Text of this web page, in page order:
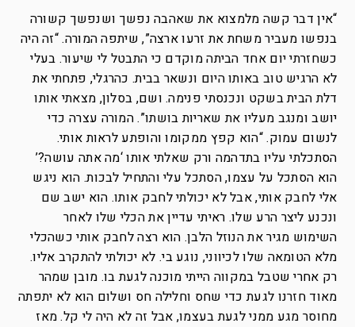
“אין דבר קשה מלמצוא את שאהבה נפשך ושנפשך קשורה
בנפשו מעביר משחת את זרעו ארצה”, שיתפה המורה. “זה היה
כשחזרתי יום אחד הביתה מוקדם כי התבטל לי שיעור. בעלי
לא הרגיש טוב באותו היום ונשאר בבית. כהרגלי, פתחתי את
דלת הבית בשקט ונכנסתי פנימה. ושם, בסלון, מצאתי אותו
יושב ומנגב מעליו את שאריות בושתו”. המורה עצרה כדי
לנשום עמוק. “הוא קפץ ממקומו והופתע לראות אותי.
הסתכלתי עליו בתדהמה ורק שאלתי אותו ‘מה אתה עושה?’
הוא הסתכל על עצמו, הסתכל עלי והתחיל לבכות. הוא ניגש
אלי לחבק אותי, אבל לא יכולתי לחבק אותו. הוא ישב שם
ונכנע ליצר הרע שלו. ראיתי עדיין את הכלי שלו לאחר
השימוש מגיר את הנוזל הלבן. הוא רצה לחבק אותי כשהכלי
מלא הטומאה שלו לכיווני, נוגע בי. לא יכולתי להתקרב אליו.
רק אחרי שטבל במקווה הייתי מוכנה לגעת בו. מובן שמהר
מאוד חזרנו לגעת כדי שחס וחלילה חס ושלום הוא לא יתפתה
מחוסר מגע ממני לגעת בעצמו, אבל זה לא היה לי קל. מאז